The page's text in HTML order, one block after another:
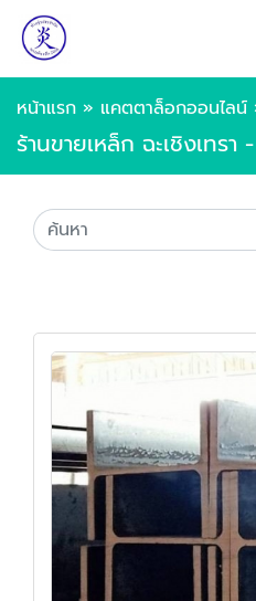
หน้าแรก » แคตตาล็อกออนไลน์
ร้านขายเหล็ก ฉะเชิงเทร